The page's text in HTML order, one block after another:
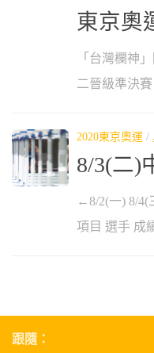
東京奧
「台灣欄神
二晉級準決
2020東京奧運 /
8/3(二)
←8/2(一) 8/4(
項目 選手 成
跟隨：